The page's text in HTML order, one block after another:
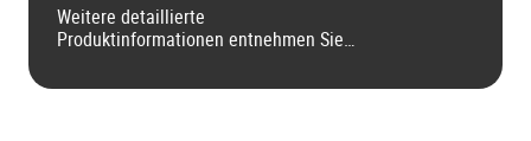
Weitere detaillierte
Produktinformationen entnehmen Sie